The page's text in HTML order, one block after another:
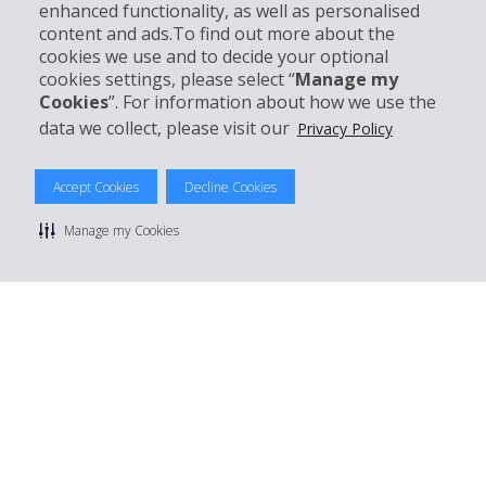
enhanced functionality, as well as personalised
content and ads.To find out more about the
cookies we use and to decide your optional
cookies settings, please select “Manage my
Cookies”. For information about how we use the
data we collect, please visit our Privacy Policy
Accept Cookies Decline Cookies
Manage my Cookies
Support client
Réserver avec Hertz
© 2026 The Hertz System, Inc.
Politique de confidentialité | Conditions d'utilisation du site
Conditions de location
Gérer mes cookies